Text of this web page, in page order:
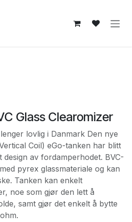
Glass Clearomizer
lovlig i Danmark Den nye
Coil) eGo-tanken har blitt
design av fordamperhodet. BVC-
pyrex glassmateriale og kan
Tanken kan enkelt
noe som gjør den lett å
samt gjør det enkelt å bytte